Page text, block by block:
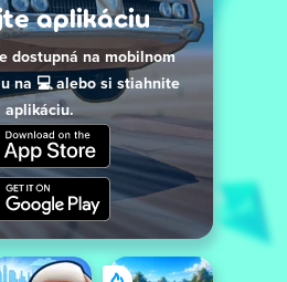
aplikáciu
dostupná na mobilnom
na 💻 alebo si stiahnite
aplikáciu.